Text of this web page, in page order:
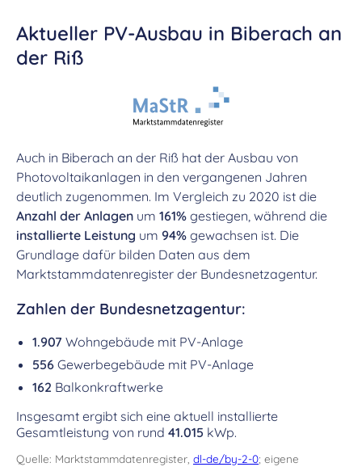
Aktueller PV-Ausbau in Biberach an
der Riß
Auch in Biberach an der Riß hat der Ausbau von
Photovoltaikanlagen in den vergangenen Jahren
deutlich zugenommen. Im Vergleich zu 2020 ist die
Anzahl der Anlagen um 161% gestiegen, während die
installierte Leistung um 94% gewachsen ist. Die
Grundlage dafür bilden Daten aus dem
Marktstammdatenregister der Bundesnetzagentur.
Zahlen der Bundesnetzagentur:
1.907 Wohngebäude mit PV-Anlage
556 Gewerbegebäude mit PV-Anlage
162 Balkonkraftwerke
Insgesamt ergibt sich eine aktuell installierte
Gesamtleistung von rund 41.015 kWp.
Quelle: Marktstammdatenregister, dl-de/by-2-0; eigene